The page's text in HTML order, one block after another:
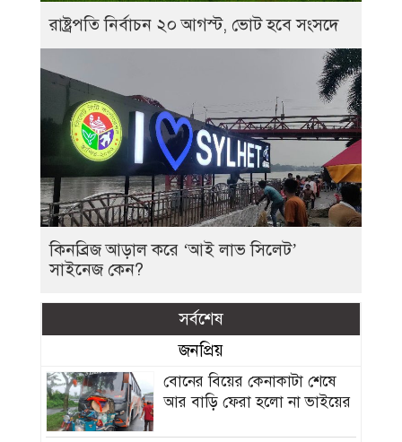
রাষ্ট্রপতি নির্বাচন ২০ আগস্ট, ভোট হবে সংসদে
কিনব্রিজ আড়াল করে ‘আই লাভ সিলেট’
সাইনেজ কেন?
সর্বশেষ
জনপ্রিয়
বোনের বিয়ের কেনাকাটা শেষে
আর বাড়ি ফেরা হলো না ভাইয়ের